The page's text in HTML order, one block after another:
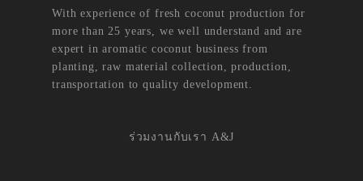
With experience of fresh coconut production for
more than 25 years, we well understand and are
expert in aromatic coconut business from
planting, raw material collection, production,
transportation to quality development.
ร่วมงานกับเรา A&J